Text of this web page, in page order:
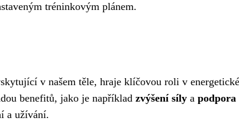
tréninkovým plánem.
v našem těle, hraje klíčovou roli v
benefitů, jako je například zvýšení síly a podpora
a užívání.